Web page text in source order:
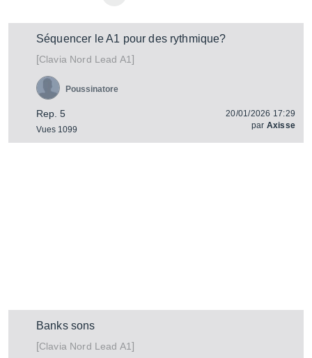
Séquencer le A1 pour des rythmique?
[Clavia Nord Lead A1]
Rep. 5
Vues 1099
Poussinatore
20/01/2026 17:29
par Axisse
Banks sons
[Clavia Nord Lead A1]